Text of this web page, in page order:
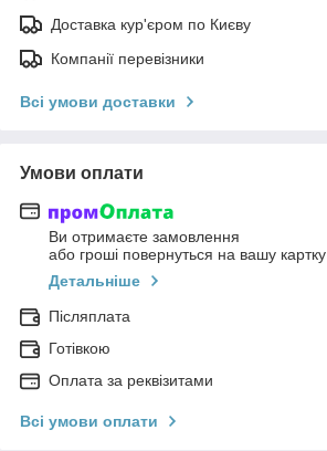
Доставка кур'єром по Києву
Компанії перевізники
Всі умови доставки
Умови оплати
Ви отримаєте замовлення
або гроші повернуться на вашу картку
Детальніше
Післяплата
Готівкою
Оплата за реквізитами
Всі умови оплати